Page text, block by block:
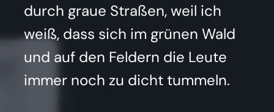
durch graue Stra­ßen, weil ich
weiß, dass sich im grü­nen Wald
und auf den Fel­dern die Leu­te
immer noch zu dicht tum­meln.